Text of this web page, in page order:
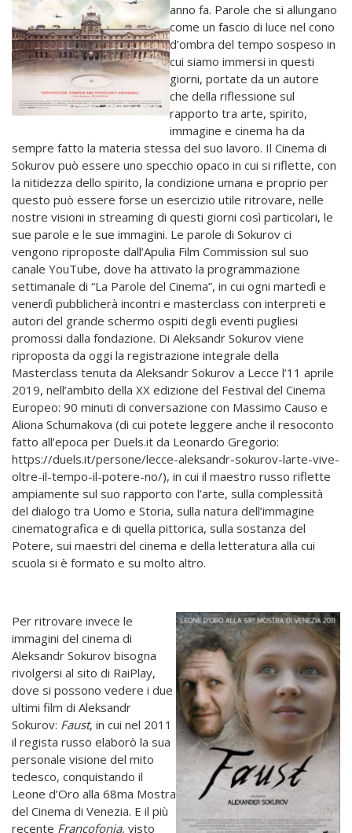
anno fa. Parole che si allungano
come un fascio di luce nel cono
d’ombra del tempo sospeso in
cui siamo immersi in questi
giorni, portate da un autore
che della riflessione sul
rapporto tra arte, spirito,
immagine e cinema ha da
sempre fatto la materia stessa del suo lavoro. Il Cinema di
Sokurov può essere uno specchio opaco in cui si riflette, con
la nitidezza dello spirito, la condizione umana e proprio per
questo può essere forse un esercizio utile ritrovare, nelle
nostre visioni in streaming di questi giorni così particolari, le
sue parole e le sue immagini. Le parole di Sokurov ci
vengono riproposte dall’Apulia Film Commission sul suo
canale YouTube, dove ha attivato la programmazione
settimanale di “La Parole del Cinema”, in cui ogni martedì e
venerdì pubblicherà incontri e masterclass con interpreti e
autori del grande schermo ospiti degli eventi pugliesi
promossi dalla fondazione. Di Aleksandr Sokurov viene
riproposta da oggi la registrazione integrale della
Masterclass tenuta da Aleksandr Sokurov a Lecce l’11 aprile
2019, nell’ambito della XX edizione del Festival del Cinema
Europeo: 90 minuti di conversazione con Massimo Causo e
Aliona Schumakova (di cui potete leggere anche il resoconto
fatto all’epoca per Duels.it da Leonardo Gregorio:
https://duels.it/persone/lecce-aleksandr-sokurov-larte-vive-
oltre-il-tempo-il-potere-no/), in cui il maestro russo riflette
ampiamente sul suo rapporto con l’arte, sulla complessità
del dialogo tra Uomo e Storia, sulla natura dell’immagine
cinematografica e di quella pittorica, sulla sostanza del
Potere, sui maestri del cinema e della letteratura alla cui
scuola si è formato e su molto altro.
Per ritrovare invece le
immagini del cinema di
Aleksandr Sokurov bisogna
rivolgersi al sito di RaiPlay,
dove si possono vedere i due
ultimi film di Aleksandr
Sokurov: Faust, in cui nel 2011
il regista russo elaborò la sua
personale visione del mito
tedesco, conquistando il
Leone d’Oro alla 68ma Mostra
del Cinema di Venezia. E il più
recente Francofonia, visto